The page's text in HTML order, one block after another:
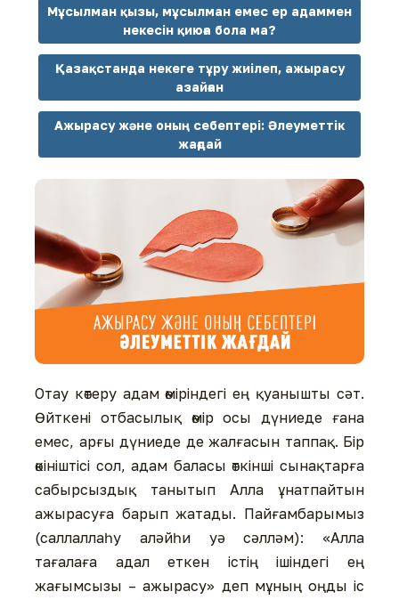
Мұсылман қызы, мұсылман емес ер адаммен
некесін қиюға бола ма?
Қазақстанда некеге тұру жиілеп, ажырасу
азайған
Ажырасу және оның себептері: Әлеуметтік
жағдай
Отау көтеру адам өміріндегі ең қуанышты сəт.
Өйткені отбасылық өмір осы дүниеде ғана
емес, арғы дүниеде де жалғасын таппақ. Бір
өкініштісі сол, адам баласы өткінші сынақтарға
сабырсыздық танытып Алла ұнатпайтын
ажырасуға барып жатады. Пайғамбарымыз
(саллаллаһу алəйһи уə сəллəм): «Алла
тағалаға адал еткен істің ішіндегі ең
жағымсызы – ажырасу» деп мұның оңды іс